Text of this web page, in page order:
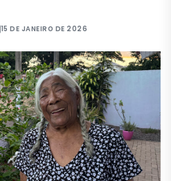
15 DE JANEIRO DE 2026